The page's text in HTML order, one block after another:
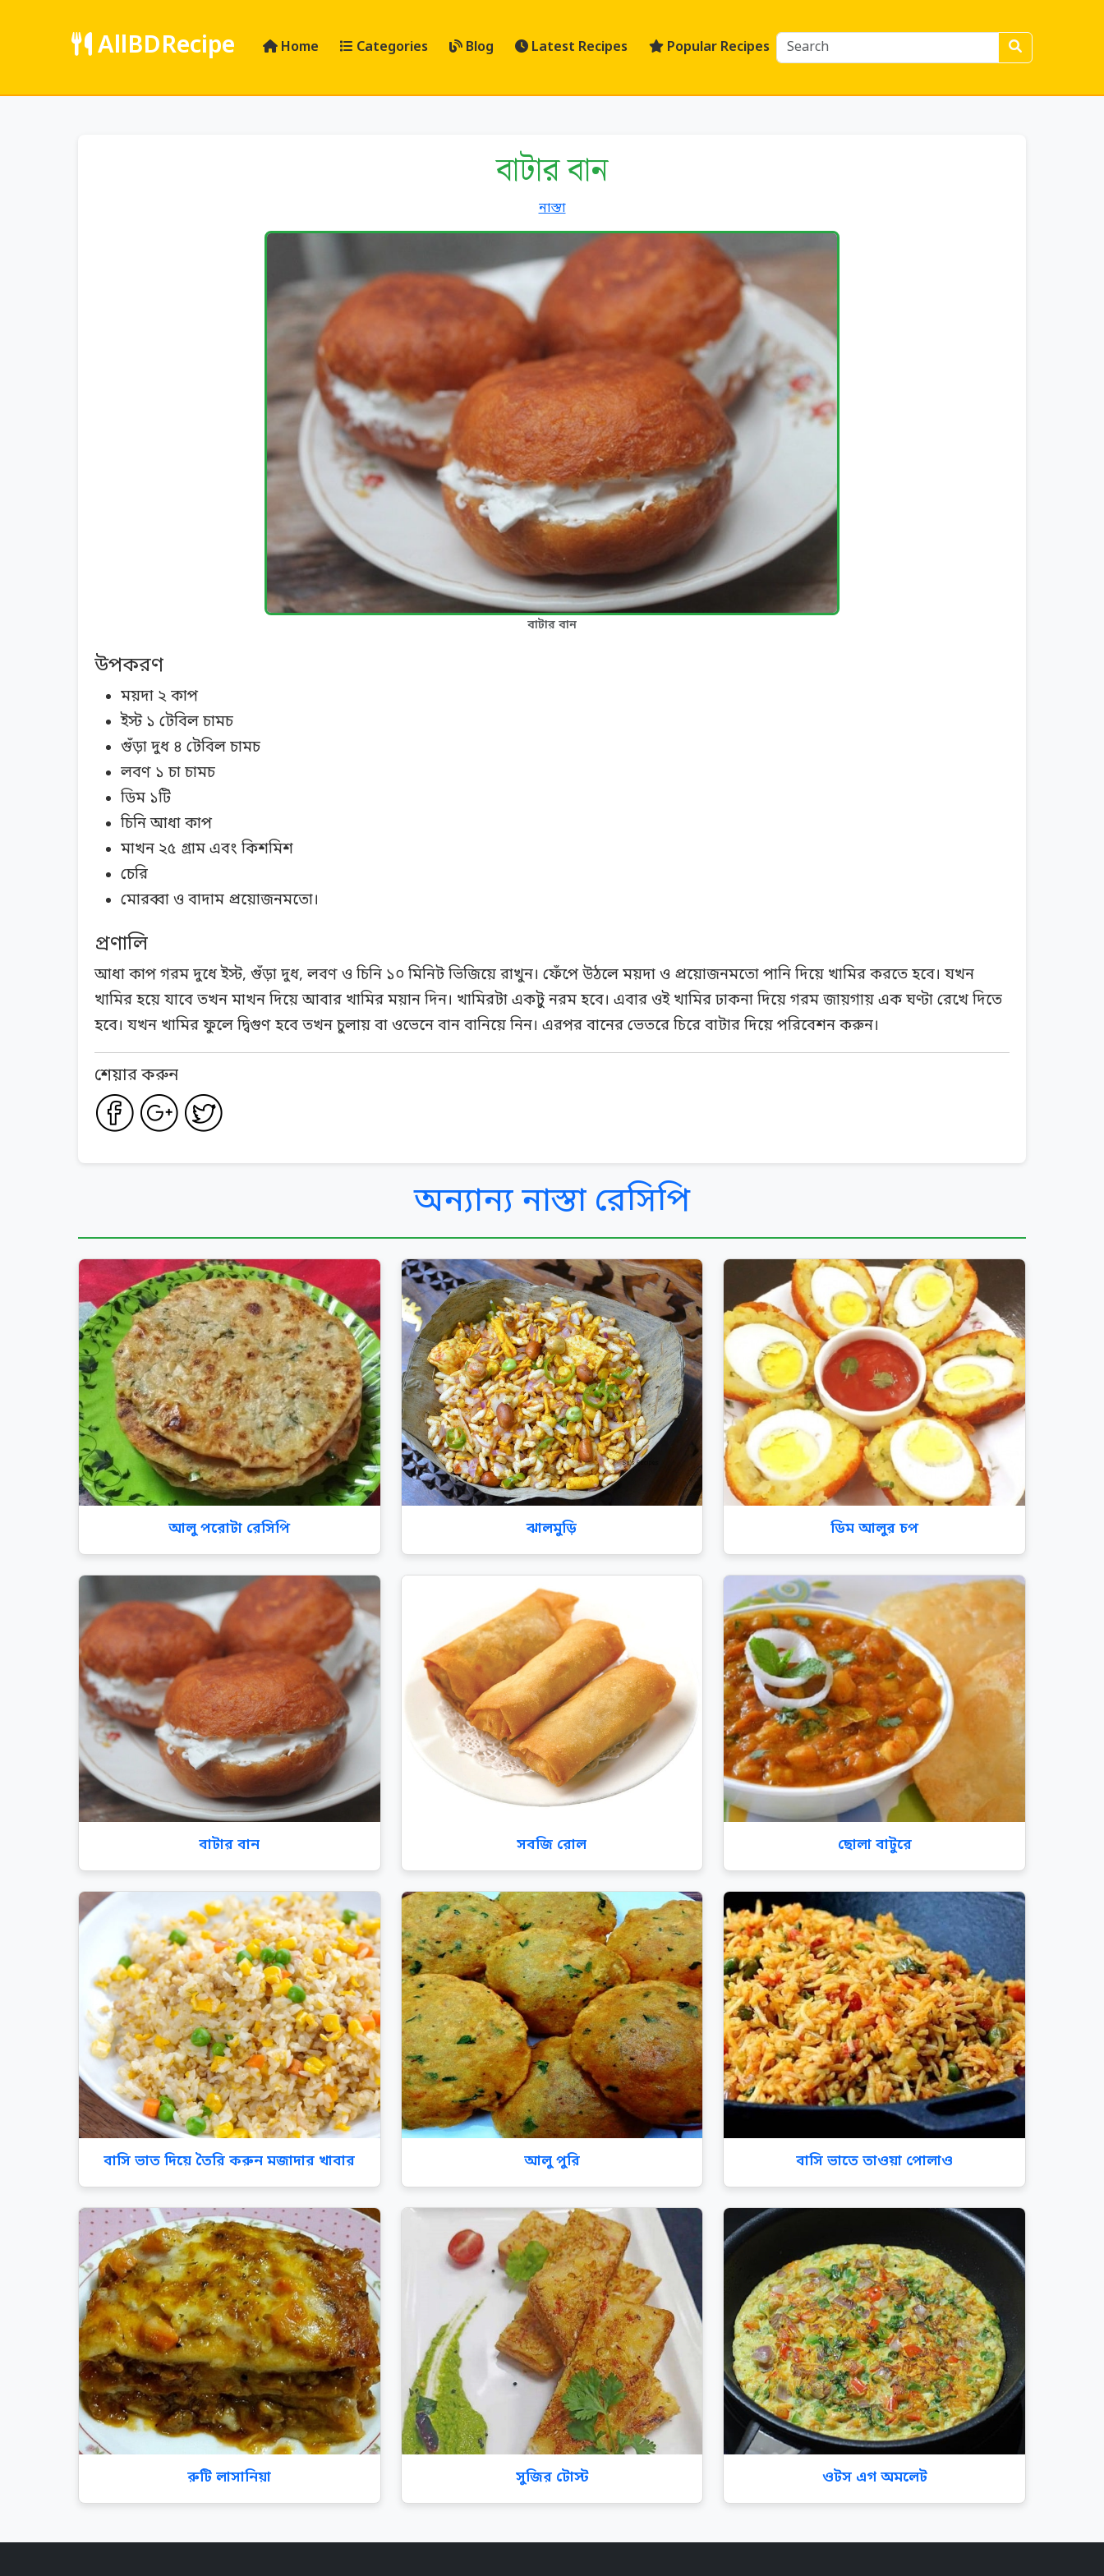
AllBDRecipe Home Categories Blog Latest Recipes Popular Recipes
বাটার বান
নাস্তা
বাটার বান
উপকরণ
ময়দা ২ কাপ
ইস্ট ১ টেবিল চামচ
গুঁড়া দুধ ৪ টেবিল চামচ
লবণ ১ চা চামচ
ডিম ১টি
চিনি আধা কাপ
মাখন ২৫ গ্রাম এবং কিশমিশ
চেরি
মোরব্বা ও বাদাম প্রয়োজনমতো।
প্রণালি
আধা কাপ গরম দুধে ইস্ট, গুঁড়া দুধ, লবণ ও চিনি ১০ মিনিট ভিজিয়ে রাখুন। ফেঁপে উঠলে ময়দা ও প্রয়োজনমতো পানি দিয়ে খামির করতে হবে। যখন
খামির হয়ে যাবে তখন মাখন দিয়ে আবার খামির ময়ান দিন। খামিরটা একটু নরম হবে। এবার ওই খামির ঢাকনা দিয়ে গরম জায়গায় এক ঘণ্টা রেখে দিতে
হবে। যখন খামির ফুলে দ্বিগুণ হবে তখন চুলায় বা ওভেনে বান বানিয়ে নিন। এরপর বানের ভেতরে চিরে বাটার দিয়ে পরিবেশন করুন।
শেয়ার করুন
অন্যান্য নাস্তা রেসিপি
আলু পরোটা রেসিপি ঝালমুড়ি ডিম আলুর চপ
বাটার বান সবজি রোল ছোলা বাটুরে
বাসি ভাত দিয়ে তৈরি করুন মজাদার খাবার আলু পুরি বাসি ভাতে তাওয়া পোলাও
রুটি লাসানিয়া সুজির টোস্ট ওটস এগ অমলেট